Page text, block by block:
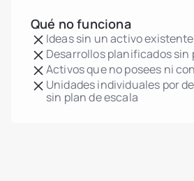
Qué no funciona
Ideas sin un activo existente
Desarrollos planificados sin
Activos que no posees ni
Unidades individuales por
sin plan de escala